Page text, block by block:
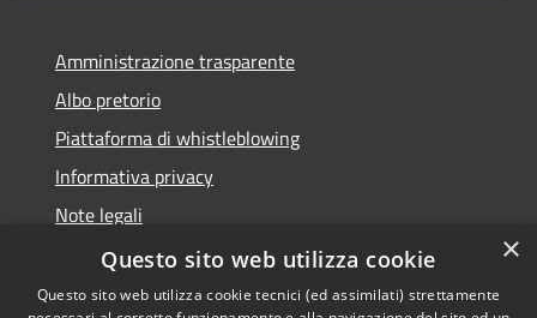
Amministrazione trasparente
Albo pretorio
Piattaforma di whistleblowing
Informativa privacy
Note legali
Dichiarazione di accessibilità
×
Questo sito web utilizza cookie
Questo sito web utilizza cookie tecnici (ed assimilati) strettamente